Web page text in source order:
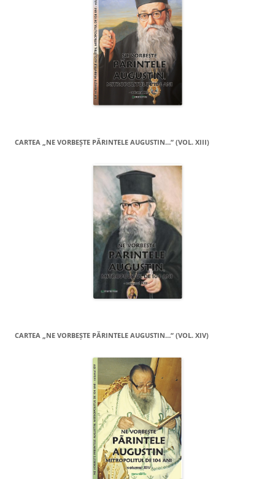
CARTEA „NE VORBEŞTE PĂRINTELE AUGUSTIN…” (VOL. XIII)
CARTEA „NE VORBEŞTE PĂRINTELE AUGUSTIN…” (VOL. XIV)